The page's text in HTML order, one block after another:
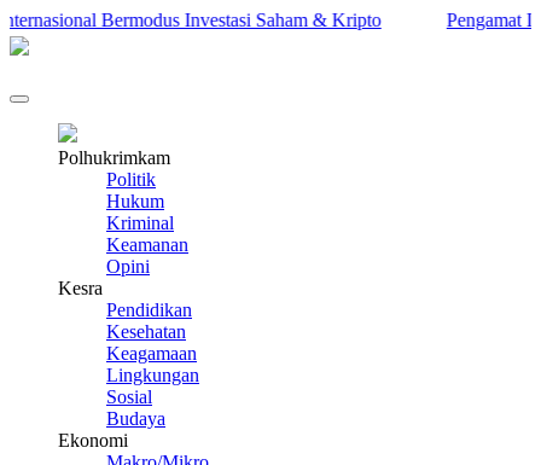
Bermodus Investasi Saham & Kripto Pengamat
Polhukrimkam
Politik
Hukum
Kriminal
Keamanan
Opini
Kesra
Pendidikan
Kesehatan
Keagamaan
Lingkungan
Sosial
Budaya
Ekonomi